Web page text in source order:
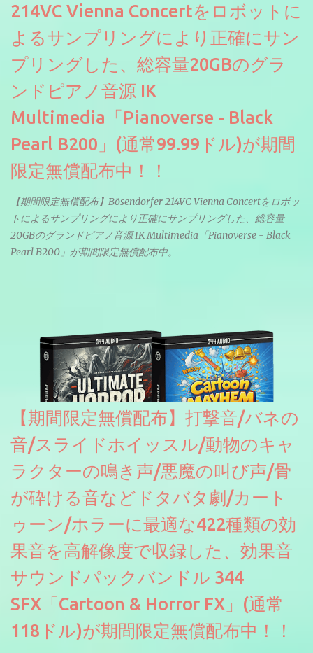
214VC Vienna Concertをロボットに
よるサンプリングにより正確にサン
プリングした、総容量20GBのグラ
ンドピアノ音源 IK
Multimedia「Pianoverse - Black
Pearl B200」(通常99.99ドル)が期間
限定無償配布中！！
【期間限定無償配布】Bösendorfer 214VC Vienna Concertをロボッ
トによるサンプリングにより正確にサンプリングした、総容量
20GBのグランドピアノ音源 IK Multimedia「Pianoverse - Black
Pearl B200」が期間限定無償配布中。
【期間限定無償配布】打撃音/バネの
音/スライドホイッスル/動物のキャ
ラクターの鳴き声/悪魔の叫び声/骨
が砕ける音などドタバタ劇/カート
ゥーン/ホラーに最適な422種類の効
果音を高解像度で収録した、効果音
サウンドパックバンドル 344
SFX「Cartoon & Horror FX」(通常
118ドル)が期間限定無償配布中！！